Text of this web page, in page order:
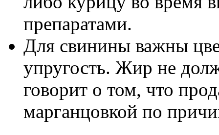
препаратами.
Для свинины важны
упругость. Жир не
говорит о том, что
марганцовкой по